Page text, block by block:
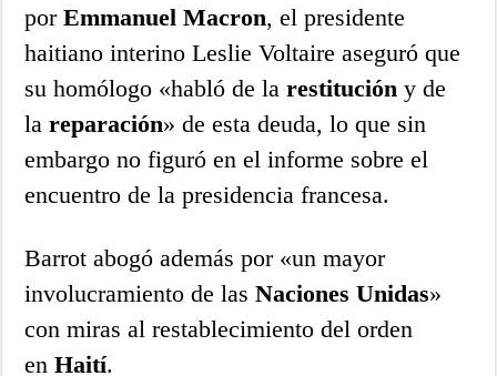
porEmmanuel Macron, el presidente
haitiano interino Leslie Voltaire aseguró que
su homólogo «habló de larestitución y de
lareparación» de esta deuda, lo que sin
embargo no figuró en el informe sobre el
encuentro de la presidencia francesa.
Barrot abogó además por «un mayor
involucramiento de lasNaciones Unidas»
con miras al restablecimiento del orden
enHaití.